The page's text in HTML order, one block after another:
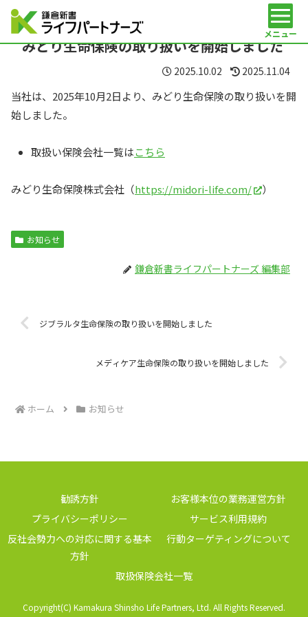
みどり生命保険の取り扱いを開始しました
2025.10.02 2025.11.04
当社は、2025年10月2日より、みどり生命保険の取り扱いを開
始しました。
取扱い保険会社一覧はこちら
みどり生命保険株式会社（https://midori-life.com/ ）
お知らせ
鎌倉新書ライフパートナーズ 編集部
ジブラルタ生命保険の取り扱いを開始しました
メディケア生命保険の取り扱いを開始しました
ホーム お知らせ
勧誘方針
お客様本位の業務運営方針
プライバシーポリシー
サービス利用規約
反社会勢力への対応に関する基本
方針
行動ターゲティングについて
取扱保険会社一覧
Copyright(C) Kamakura Shinsho Life Partners, Ltd. All Rights Reserved.
メニュー